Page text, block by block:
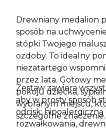
Drewniany medalion
sposób na
stópki Twojego
ozdoby. To idealny
niezatartego
przez lata. Gotowy
pokoju dziecka,
wybranym miejscu,
szczególne znaczenie.
Zestaw zawiera
aby w prosty sposób
odcisk: hipoalergiczną
rozwałkowania,